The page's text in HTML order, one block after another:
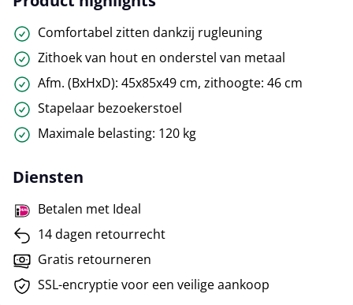
Comfortabel zitten dankzij rugleuning
Zithoek van hout en onderstel van metaal
Afm. (BxHxD): 45x85x49 cm, zithoogte: 46 cm
Stapelaar bezoekerstoel
Maximale belasting: 120 kg
Diensten
Betalen met Ideal
14 dagen retourrecht
Gratis retourneren
SSL-encryptie voor een veilige aankoop